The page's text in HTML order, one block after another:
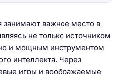
занимают важное место в
не только источником
и мощным инструментом
интеллекта. Через
игры и воображаемые